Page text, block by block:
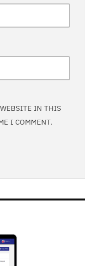
IN THIS
I COMMENT.